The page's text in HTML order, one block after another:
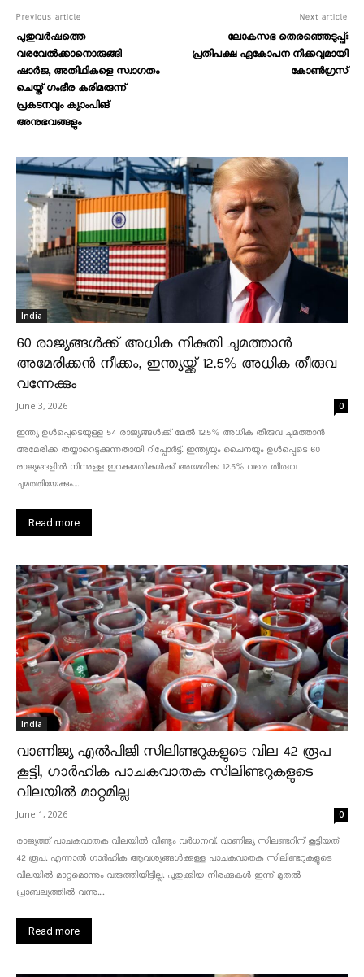
Previous article
പുതുവർഷത്തെ
വരവേൽക്കാനൊരുങ്ങി
ഷാർജ, അതിഥികളെ സ്വാ​ഗതം
ചെയ്ത് ​ഗംഭീര കരിമരുന്ന്
പ്രകടനവും ക്യാംപിങ്
അനുഭവങ്ങളും
Next article
ലോകസഭ തെരഞ്ഞെടുപ്പ്:
പ്രതിപക്ഷ ഏകോപന നീക്കവുമായി
കോൺഗ്രസ്
India
60 രാജ്യങ്ങൾക്ക് അധിക നികുതി ചുമത്താൻ
അമേരിക്കൻ നീക്കം, ഇന്ത്യയ്ക്ക് 12.5% അധിക തീരുവ
വന്നേക്കും
June 3, 2026 0
ഇന്ത്യ ഉൾപ്പെടെയുള്ള 54 രാജ്യങ്ങൾക്ക് മേൽ 12.5% അധിക തീരുവ ചുമത്താൻ
അമേരിക്ക തയ്യാറെടുക്കുന്നതായി റിപ്പോർട്ട്. ഇന്ത്യയും ചൈനയും ഉൾപ്പെടെ 60
രാജ്യങ്ങളിൽ നിന്നുള്ള ഇറക്കുമതികൾക്ക് അമേരിക്ക 12.5% ​​വരെ തീരുവ
ചുമത്തിയേക്കും....
Read more
India
വാണിജ്യ എൽപിജി സിലിണ്ടറുകളുടെ വില 42 രൂപ
കൂട്ടി, ഗാർഹിക പാചകവാതക സിലിണ്ടറുകളുടെ
വിലയിൽ മാറ്റമില്ല
June 1, 2026 0
രാജ്യത്ത് പാചകവാതക വിലയിൽ വീണ്ടും വർധനവ്. വാണിജ്യ സിലണ്ടറിന് കൂട്ടിയത്
42 രൂപ. എന്നാൽ ഗാർഹിക ആവശ്യങ്ങൾക്കുള്ള പാചകവാതക സിലിണ്ടറുകളുടെ
വിലയിൽ മാറ്റമൊന്നും വരുത്തിയിട്ടില്ല. പുതുക്കിയ നിരക്കുകൾ ഇന്ന് മുതൽ
പ്രാബല്യത്തിൽ വന്നു....
Read more